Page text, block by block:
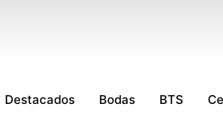
Destacados Bodas BTS